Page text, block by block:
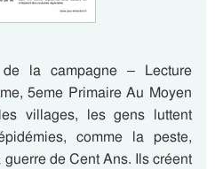
la campagne – Lecture
5eme Primaire Au Moyen
villages, les gens luttent
comme la peste,
de Cent Ans. Ils créent